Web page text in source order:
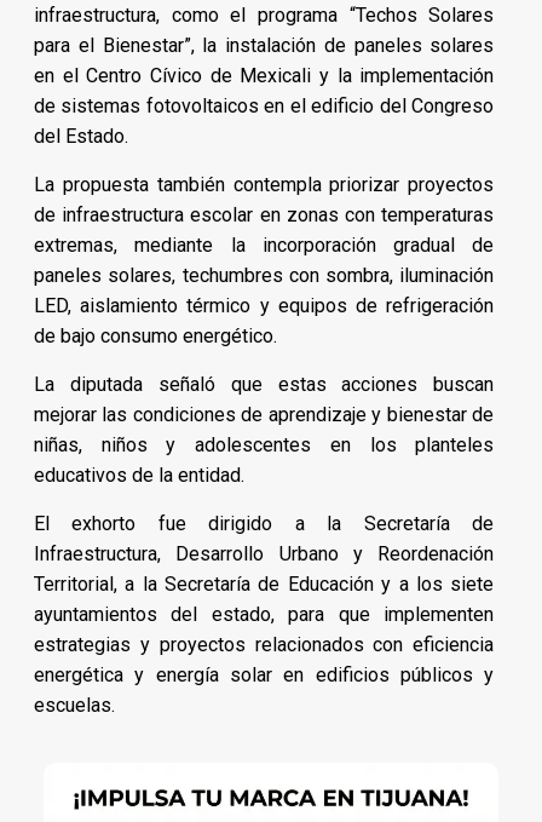
infraestructura, como el programa “Techos Solares
para el Bienestar”, la instalación de paneles solares
en el Centro Cívico de Mexicali y la implementación
de sistemas fotovoltaicos en el edificio del Congreso
del Estado.
La propuesta también contempla priorizar proyectos
de infraestructura escolar en zonas con temperaturas
extremas, mediante la incorporación gradual de
paneles solares, techumbres con sombra, iluminación
LED, aislamiento térmico y equipos de refrigeración
de bajo consumo energético.
La diputada señaló que estas acciones buscan
mejorar las condiciones de aprendizaje y bienestar de
niñas, niños y adolescentes en los planteles
educativos de la entidad.
El exhorto fue dirigido a la Secretaría de
Infraestructura, Desarrollo Urbano y Reordenación
Territorial, a la Secretaría de Educación y a los siete
ayuntamientos del estado, para que implementen
estrategias y proyectos relacionados con eficiencia
energética y energía solar en edificios públicos y
escuelas.